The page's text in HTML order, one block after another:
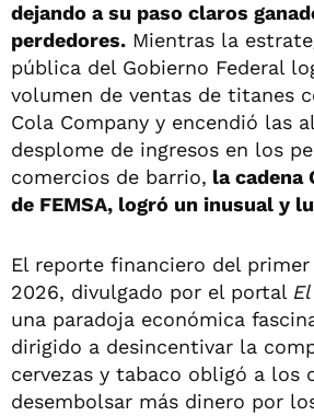
dejando a su paso claros
perdedores. Mientras la
pública del Gobierno Federal
volumen de ventas de titanes
Cola Company y encendió las
desplome de ingresos en los
comercios de barrio, la cadena
de FEMSA, logró un inusual y
El reporte financiero del
2026, divulgado por el portal
una paradoja económica
dirigido a desincentivar la
cervezas y tabaco obligó a los
desembolsar más dinero por